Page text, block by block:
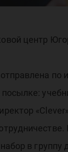
центр
по
в